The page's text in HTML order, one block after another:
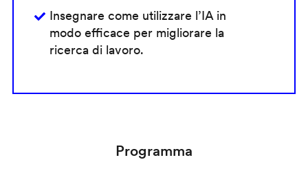
Insegnare come utilizzare l’IA in
modo efficace per migliorare la
ricerca di lavoro.
Programma